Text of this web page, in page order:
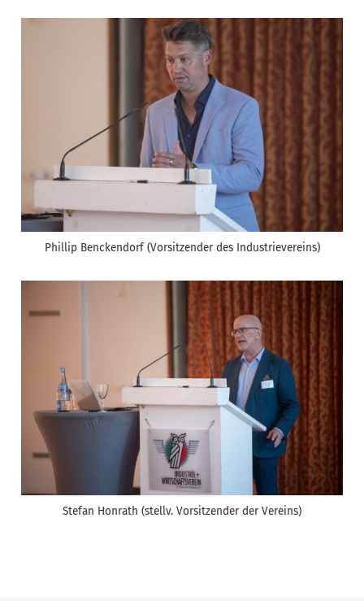
Phillip Benckendorf (Vorsitzender des Industrievereins)
Stefan Honrath (stellv. Vorsitzender der Vereins)